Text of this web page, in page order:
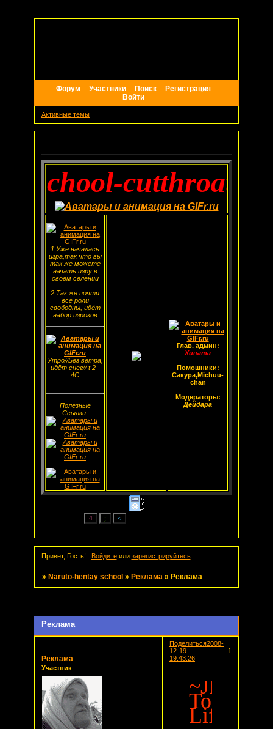
Форум Участники Поиск
Регистрация
Войти
Активные темы
cutthroat ties
1.Уже началась
игра,так что вы
так же можете
начать игру в
своём селении
2.Так же почти
все роли
свободны, идёт
набор игроков
Утро//Без ветра,
идёт снег// t 2 -
4С
Полезные
Ссылки:
Глав. админ:
Хината
Помошники:
Сакура,Michuu-
chan
Модераторы:
Дейдара
Привет, Гость! Войдитеили зарегистрируйтесь.
» Naruto-hentay school » Реклама » Реклама
Реклама
Поделиться
1
2008-
12-19
19:43:26
Реклама
Участник
Tokio
Life